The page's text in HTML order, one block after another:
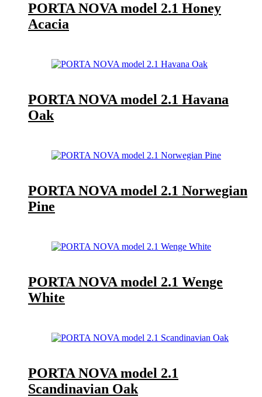
PORTA NOVA model 2.1 Honey
Acacia
PORTA NOVA model 2.1 Havana
Oak
PORTA NOVA model 2.1 Norwegian
Pine
PORTA NOVA model 2.1 Wenge
White
PORTA NOVA model 2.1
Scandinavian Oak